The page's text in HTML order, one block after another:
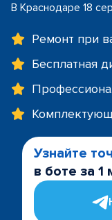
В Краснодаре 18
Ремонт при
Бесплатная
Узнайте
в боте за 1